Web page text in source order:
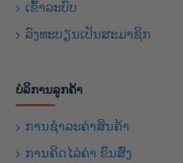
ເຂົ້າລະບົບ
ລົງທະບຽນເປັນສະມາຊິກ
ບໍລິການລູກຄ້າ
ການຊຳລະຄ່າສິນຄ້າ
ການຄິດໄລ່ຄ່າ ຂົນສົ່ງ